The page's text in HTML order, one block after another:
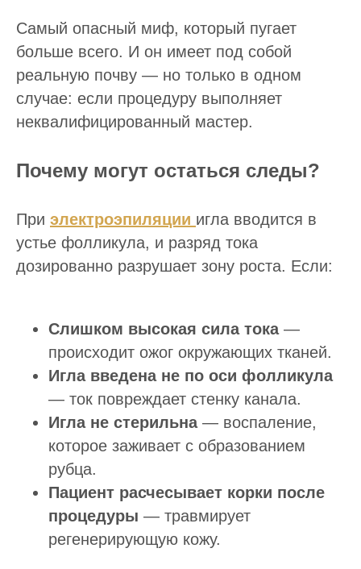
Самый опасный миф, который пугает
больше всего. И он имеет под собой
реальную почву — но только в одном
случае: если процедуру выполняет
неквалифицированный мастер.
Почему могут остаться следы?
При электроэпиляции игла вводится в
устье фолликула, и разряд тока
дозированно разрушает зону роста. Если:
Слишком высокая сила тока—
происходит ожог окружающих тканей.
Игла введена не по оси фолликула
— ток повреждает стенку канала.
Игла не стерильна— воспаление,
которое заживает с образованием
рубца.
Пациент расчесывает корки после
процедуры — травмирует
регенерирующую кожу.